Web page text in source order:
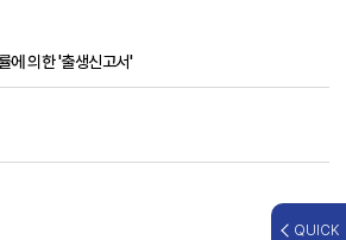
에 의한 '출생신고서'
QUICK